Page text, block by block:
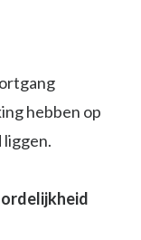
hebben op